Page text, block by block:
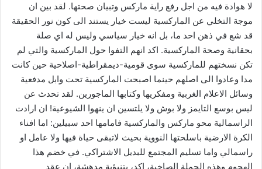
لا هوادة فيه من اجل رفع راية ماركس وتبيان صحتها. لقد بين ان
موجة التخلي عن الماركسية ليست خيار يستند الى كون نور الحقيقة
قد شع في ذهن احد ما، بل انه خيار سياسي وليس له اي صلة
بحقانية وصحة الماركسية. اكد انهم التفوا حول الماركسية والتي لم
تكن نسختهم للماركسية سوى قومية-ديمقراطية-اصلاحية حين كانت
مدا وعادوا الى اصلهم حينما اصبحت الماركسية تحت وابل مدفعية
وسائل الاعلام الغربية ومفكريها وكتابها الماجورين. لقد تحدث عن
ليس بوسع التايمز ولا بوش ولا يلتسين ان ينهوا الشيوعية! ان ارادت
الراسمالية محو ماركس والماركسية فامامها احد سبيلين: اما افناء
الكرة الارضية باسلحتها النووية بحيث لاتبقى حياة فيها ولا عامل او
راسمالي واما تسليم المجتمع للبديل الاشتراكي. في خضم هذا
الهجوم وهذه الحملة الصاخبة، اكد، بتنبؤية مدهشة، ان عقد